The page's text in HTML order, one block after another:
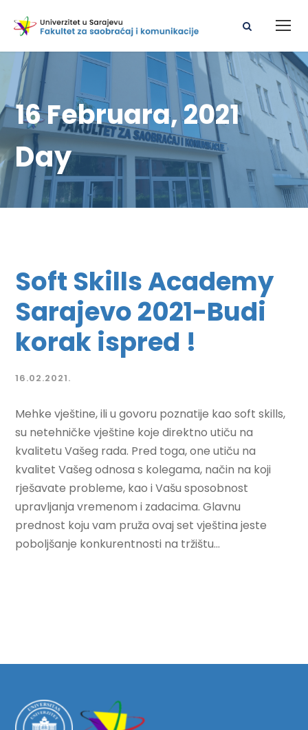
16 Februara, 2021
Day
Soft Skills Academy
Sarajevo 2021-Budi
korak ispred !
16.02.2021.
Mehke vještine, ili u govoru poznatije kao soft skills,
su netehničke vještine koje direktno utiču na
kvalitetu Vašeg rada. Pred toga, one utiču na
kvalitet Vašeg odnosa s kolegama, način na koji
rješavate probleme, kao i Vašu sposobnost
upravljanja vremenom i zadacima. Glavnu
prednost koju vam pruža ovaj set vještina jeste
poboljšanje konkurentnosti na tržištu...